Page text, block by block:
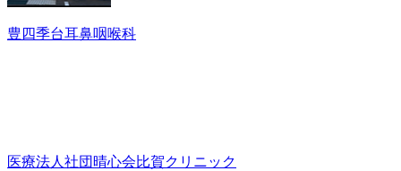
豊四季台耳鼻咽喉科
医療法人社団晴心会比賀クリニック